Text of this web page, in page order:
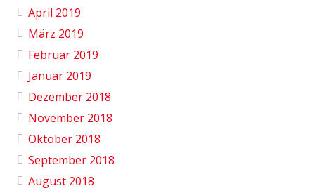
April 2019
März 2019
Februar 2019
Januar 2019
Dezember 2018
November 2018
Oktober 2018
September 2018
August 2018